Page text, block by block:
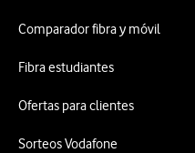
Comparador fibra y móvil
Fibra estudiantes
Ofertas para clientes
Sorteos Vodafone